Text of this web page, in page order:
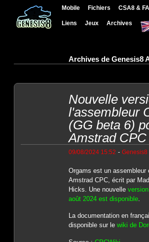
Mobile Fichiers CSA8 &
Liens Jeux Archives
Archives de Genesis8
Nouvelle
l'assembleur
(GG beta 6)
Amstrad CPC
09/08/2024 15:52 - Genesis8
Orgams est un assembleur
Amstrad CPC, écrit par
Hicks. Une nouvelle
août 2024 est disponible.
La documentation en
disponible sur le wiki de